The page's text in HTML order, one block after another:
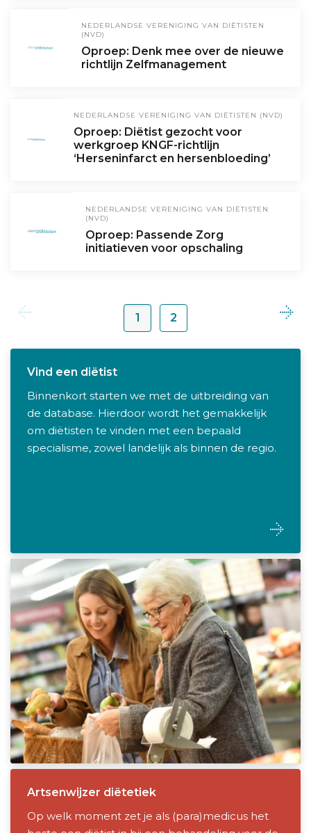
NEDERLANDSE VERENIGING VAN DIËTISTEN
(NVD)
Oproep: Denk mee over de nieuwe
richtlijn Zelfmanagement
NEDERLANDSE VERENIGING VAN DIËTISTEN (NVD)
Oproep: Diëtist gezocht voor
werkgroep KNGF-richtlijn
‘Herseninfarct en hersenbloeding’
NEDERLANDSE VERENIGING VAN DIËTISTEN
(NVD)
Oproep: Passende Zorg
initiatieven voor opschaling
1 2
Vind een diëtist
Binnenkort starten we met de uitbreiding van
de database. Hierdoor wordt het gemakkelijk
om diëtisten te vinden met een bepaald
specialisme, zowel landelijk als binnen de regio.
Artsenwijzer diëtetiek
Op welk moment zet je als (para)medicus het